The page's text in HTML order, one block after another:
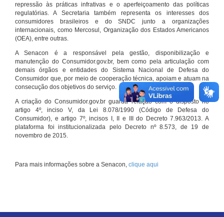
repressão às práticas infrativas e o aperfeiçoamento das políticas
regulatórias. A Secretaria também representa os interesses dos
consumidores brasileiros e do SNDC junto a organizações
internacionais, como Mercosul, Organização dos Estados Americanos
(OEA), entre outras.
A Senacon é a responsável pela gestão, disponibilização e
manutenção do Consumidor.gov.br, bem como pela articulação com
demais órgãos e entidades do Sistema Nacional de Defesa do
Consumidor que, por meio de cooperação técnica, apoiam e atuam na
consecução dos objetivos do serviço.
A criação do Consumidor.gov.br guarda relação com o disposto no
artigo 4º, inciso V, da Lei 8.078/1990 (Código de Defesa do
Consumidor), e artigo 7º, incisos I, II e III do Decreto 7.963/2013. A
plataforma foi institucionalizada pelo Decreto nº 8.573, de 19 de
novembro de 2015.
Para mais informações sobre a Senacon, clique aqui